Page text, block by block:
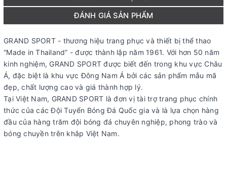
ĐÁNH GIÁ SẢN PHẨM
GRAND SPORT - thương hiệu trang phục và thiết bị thể thao
“Made in Thailand” - được thành lập năm 1961. Với hơn 50 năm
kinh nghiệm, GRAND SPORT được biết đến trong khu vực Châu
Á, đặc biệt là khu vực Đông Nam Á bởi các sản phẩm mẫu mã
đẹp, chất lượng cao và giá thành hợp lý.
Tại Việt Nam, GRAND SPORT là đơn vị tài trợ trang phục chính
thức của các Đội Tuyển Bóng Đá Quốc gia và là lựa chọn hàng
đầu của hàng trăm đội bóng đá chuyên nghiệp, phong trào và
bóng chuyền trên khắp Việt Nam.